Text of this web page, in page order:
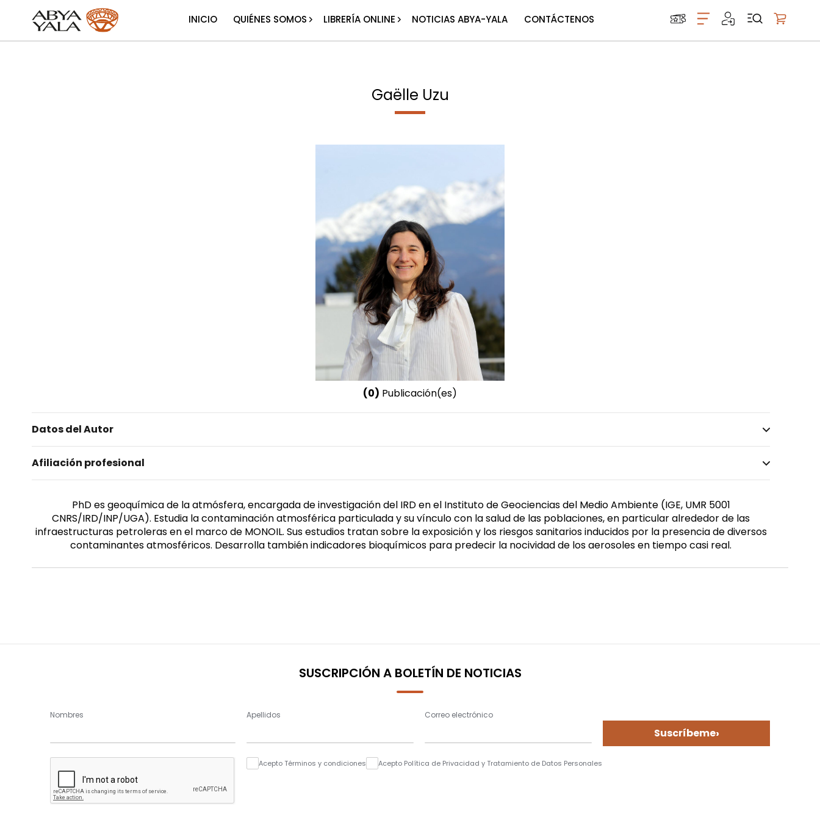
INICIO QUIÉNES SOMOS LIBRERÍA ONLINE NOTICIAS ABYA-YALA CONTÁCTENOS
Gaëlle Uzu
(0) Publicación(es)
Datos del Autor
Femenino
Afiliación profesional
PhD es geoquímica de la atmósfera, encargada de investigación del IRD en el Instituto de Geociencias del Medio Ambiente (IGE, UMR 5001
CNRS/IRD/INP/UGA). Estudia la contaminación atmosférica particulada y su vínculo con la salud de las poblaciones, en particular alrededor de las
infraestructuras petroleras en el marco de MONOIL. Sus estudios tratan sobre la exposición y los riesgos sanitarios inducidos por la presencia de diversos
contaminantes atmosféricos. Desarrolla también indicadores bioquímicos para predecir la nocividad de los aerosoles en tiempo casi real.
SUSCRIPCIÓN A BOLETÍN DE NOTICIAS
Nombres Apellidos Correo electrónico
Suscríbeme›
Acepto Términos y condiciones Acepto Política de Privacidad y Tratamiento de Datos Personales